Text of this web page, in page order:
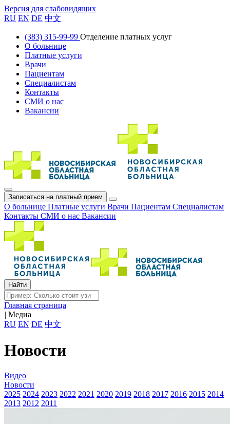
Версия для слабовидящих
RU EN DE 中文
(383) 315-99-99 Отделение платных услуг
О больнице
Платные услуги
Врачи
Пациентам
Специалистам
Контакты
СМИ о нас
Вакансии
Записаться на платный прием
О больнице Платные услуги Врачи Пациентам Специалистам
Контакты СМИ о нас Вакансии
Главная страница
| Медиа
RU EN DE 中文
Новости
Видео
Новости
2025 2024 2023 2022 2021 2020 2019 2018 2017 2016 2015 2014
2013 2012 2011